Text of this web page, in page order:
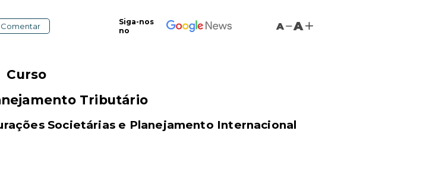
Comentar
Siga-nos
no
A A
Curso
Tributário
Societárias e Planejamento Internacional